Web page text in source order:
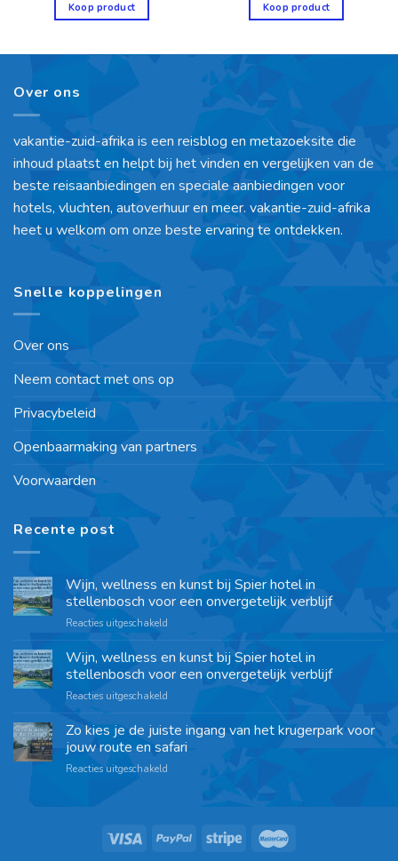
Koop product Koop product
Over ons
vakantie-zuid-afrika is een reisblog en metazoeksite die
inhoud plaatst en helpt bij het vinden en vergelijken van de
beste reisaanbiedingen en speciale aanbiedingen voor
hotels, vluchten, autoverhuur en meer. vakantie-zuid-afrika
heet u welkom om onze beste ervaring te ontdekken.
Snelle koppelingen
Over ons
Neem contact met ons op
Privacybeleid
Openbaarmaking van partners
Voorwaarden
Recente post
Wijn, wellness en kunst bij Spier hotel in
stellenbosch voor een onvergetelijk verblijf
Reacties uitgeschakeld
Wijn, wellness en kunst bij Spier hotel in
stellenbosch voor een onvergetelijk verblijf
Reacties uitgeschakeld
Zo kies je de juiste ingang van het krugerpark voor
jouw route en safari
Reacties uitgeschakeld